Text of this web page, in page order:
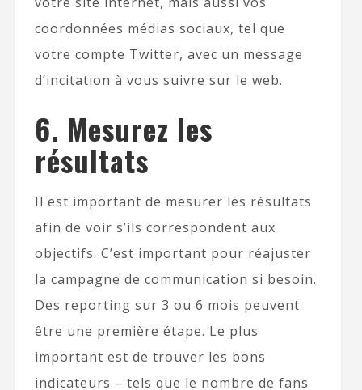
coordonnées médias sociaux, tel que
votre compte Twitter, avec un message
d’incitation à vous suivre sur le web.
6. Mesurez les
résultats
Il est important de mesurer les résultats
afin de voir s’ils correspondent aux
objectifs. C’est important pour réajuster
la campagne de communication si besoin.
Des reporting sur 3 ou 6 mois peuvent
être une première étape. Le plus
important est de trouver les bons
indicateurs – tels que le nombre de fans